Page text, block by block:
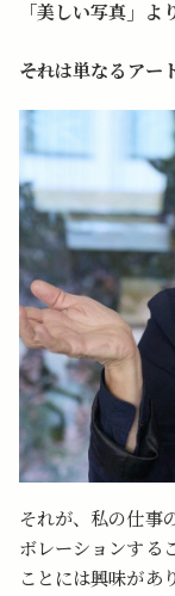
「美しい写真」よ
――それは単なるア
それが、私の仕事
ボレーションする
ことには興味があ